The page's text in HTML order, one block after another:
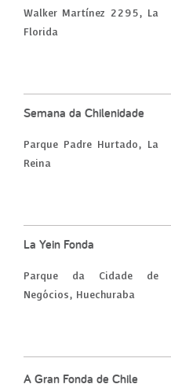
Walker Martínez 2295, La
Florida
Semana da Chilenidade
Parque Padre Hurtado, La
Reina
La Yein Fonda
Parque da Cidade de
Negócios, Huechuraba
A Gran Fonda de Chile